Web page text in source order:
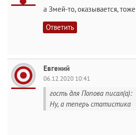
а Змей-то, оказывается,
Ответить
Евгений
06.12.2020 10:41
гость для Попова писал(а):
Ну, а теперь статистика